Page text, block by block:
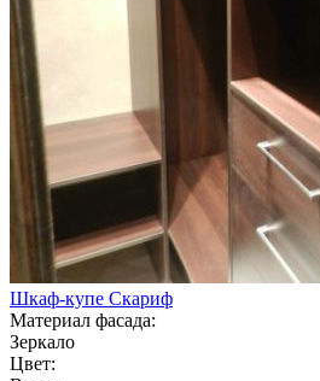
Шкаф-купе Скариф
Материал фасада:
Зеркало
Цвет: